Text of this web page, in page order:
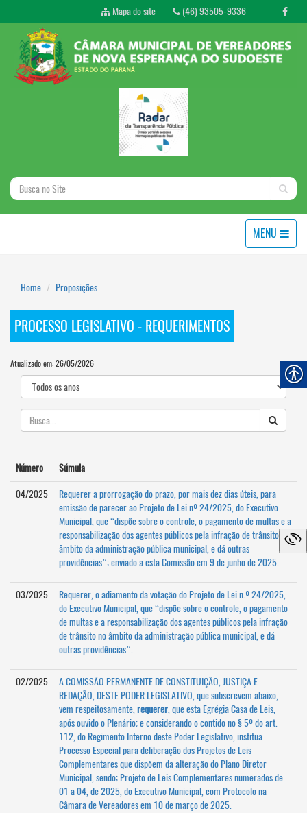
Mapa do site (46) 93505-9336
MENU
Home Proposições
PROCESSO LEGISLATIVO - REQUERIMENTOS
Atualizado em: 26/05/2026
Número
Súmula
04/2025
Requerer a prorrogação do prazo, por mais dez dias úteis, para
emissão de parecer ao Projeto de Lei nº 24/2025, do Executivo
Municipal, que “dispõe sobre o controle, o pagamento de multas e a
responsabilização dos agentes públicos pela infração de trânsito no
âmbito da administração pública municipal, e dá outras
providências”; enviado a esta Comissão em 9 de junho de 2025.
03/2025
Requerer, o adiamento da votação do Projeto de Lei n.º 24/2025,
do Executivo Municipal, que “dispõe sobre o controle, o pagamento
de multas e a responsabilização dos agentes públicos pela infração
de trânsito no âmbito da administração pública municipal, e dá
outras providências”.
02/2025
A COMISSÃO PERMANENTE DE CONSTITUIÇÃO, JUSTIÇA E
REDAÇÃO, DESTE PODER LEGISLATIVO, que subscrevem abaixo,
vem respeitosamente,requerer, que esta Egrégia Casa de Leis,
após ouvido o Plenário; e considerando o contido no § 5º do art.
112, do Regimento Interno deste Poder Legislativo, institua
Processo Especial para deliberação dos Projetos de Leis
Complementares que dispõem da alteração do Plano Diretor
Municipal, sendo; Projeto de Leis Complementares numerados de
01 a 04, de 2025, do Executivo Municipal, com Protocolo na
Câmara de Vereadores em 10 de março de 2025.